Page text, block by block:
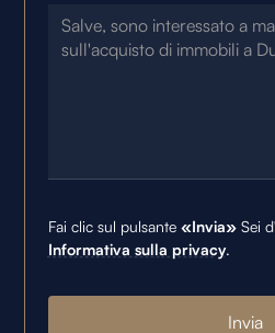
Fai clic sul pulsante «Invia»Sei
Informativa sulla privacy.